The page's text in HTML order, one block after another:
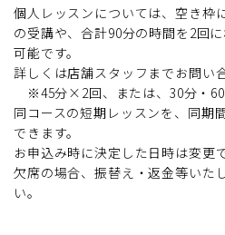
個人レッスンについては、空き枠
の受講や、合計90分の時間を2回
可能です。
詳しくは店舗スタッフまでお問い
※45分×2回、または、30分・60
同コースの短期レッスンを、同期
できます。
お申込み時に決定した日時は変更
欠席の場合、振替え・返金等いた
い。